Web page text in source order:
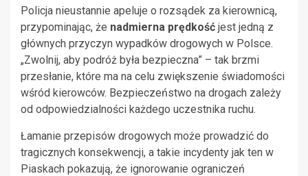
Policja nieustannie apeluje o rozsądek za kierownicą,
przypominając, że nadmierna prędkość jest jedną z
głównych przyczyn wypadków drogowych w Polsce.
„Zwolnij, aby podróż była bezpieczna” – tak brzmi
przesłanie, które ma na celu zwiększenie świadomości
wśród kierowców. Bezpieczeństwo na drogach zależy
od odpowiedzialności każdego uczestnika ruchu.
Łamanie przepisów drogowych może prowadzić do
tragicznych konsekwencji, a takie incydenty jak ten w
Piaskach pokazują, że ignorowanie ograniczeń